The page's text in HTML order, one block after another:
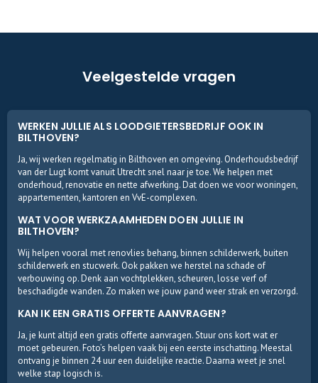
Veelgestelde vragen
WERKEN JULLIE ALS LOODGIETERSBEDRIJF OOK IN
BILTHOVEN?
Ja, wij werken regelmatig in Bilthoven en omgeving. Onderhoudsbedrijf
van der Lugt komt vanuit Utrecht snel naar je toe. We helpen met
onderhoud, renovatie en nette afwerking. Dat doen we voor woningen,
appartementen, kantoren en VvE-complexen.
WAT VOOR WERKZAAMHEDEN DOEN JULLIE IN
BILTHOVEN?
Wij helpen vooral met renovlies behang, binnen schilderwerk, buiten
schilderwerk en stucwerk. Ook pakken we herstel na schade of
verbouwing op. Denk aan vochtplekken, scheuren, losse verf of
beschadigde wanden. Zo maken we jouw pand weer strak en verzorgd.
KAN IK EEN GRATIS OFFERTE AANVRAGEN?
Ja, je kunt altijd een gratis offerte aanvragen. Stuur ons kort wat er
moet gebeuren. Foto’s helpen vaak bij een eerste inschatting. Meestal
ontvang je binnen 24 uur een duidelijke reactie. Daarna weet je snel
welke stap logisch is.